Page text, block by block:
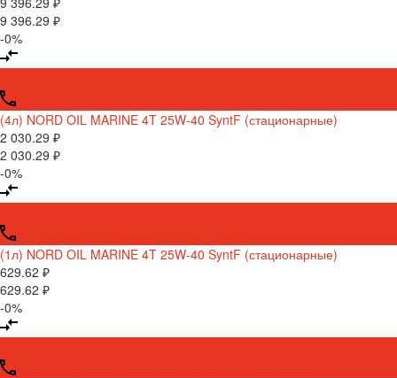
9 396.29 ₽
-0%
(4л) NORD OIL MARINE 4T 25W-40 SyntF (стационарные)
2 030.29 ₽
2 030.29 ₽
-0%
(1л) NORD OIL MARINE 4T 25W-40 SyntF (стационарные)
629.62 ₽
629.62 ₽
-0%